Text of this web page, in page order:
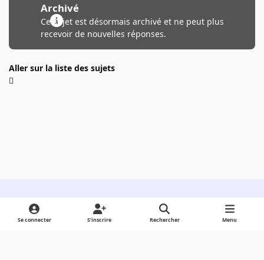
Archivé
Ce sujet est désormais archivé et ne peut plus
recevoir de nouvelles réponses.
Aller sur la liste des sujets
Light ModeDark ModeSystem Preference
Se connecter S’inscrire Rechercher Menu